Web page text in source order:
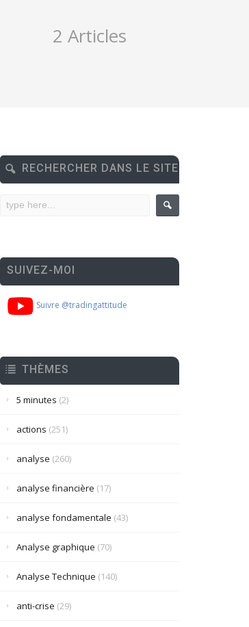
2 Articles
RECHERCHER DANS LE SITE
SUIVEZ-MOI
Suivre @tradingattitude
THÈMES
5 minutes (2)
actions (251)
analyse (260)
analyse financière (17)
analyse fondamentale (43)
Analyse graphique (70)
Analyse Technique (140)
anti-crise (29)